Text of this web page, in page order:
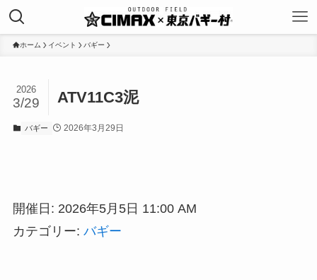
ホーム イベント バギー
ATV11C3泥
2026
3/29
バギー 2026年3月29日
開催日: 2026年5月5日 11:00 AM
カテゴリー: バギー